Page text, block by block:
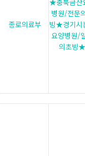
종로의료부
★충북금산
병원/전문
빙★경기시
요양병원/
의초빙★